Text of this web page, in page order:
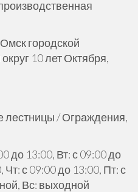
городской
10 лет Октября,
лестницы / Ограждения,
до 13:00, Вт: с 09:00 до
Чт: с 09:00 до 13:00, Пт: с
Вс: выходной